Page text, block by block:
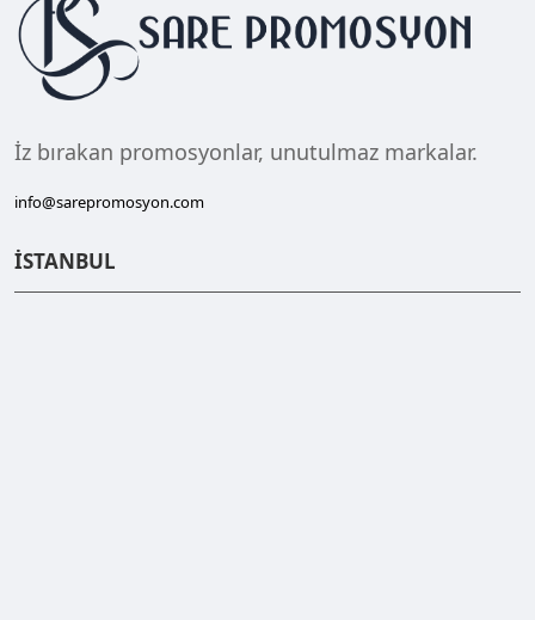
İz bırakan promosyonlar, unutulmaz markalar.
info@sarepromosyon.com
İSTANBUL